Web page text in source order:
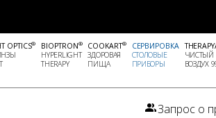
OPTICS® BIOPTRON®
HYPERLIGHT
THERAPY
COOKART®
ЗДОРОВАЯ
ПИЩА
СЕРВИРОВКА
СТОЛОВЫЕ
ПРИБОРЫ
ЧИСТЫЙ
ВОЗДУХ
Запрос о